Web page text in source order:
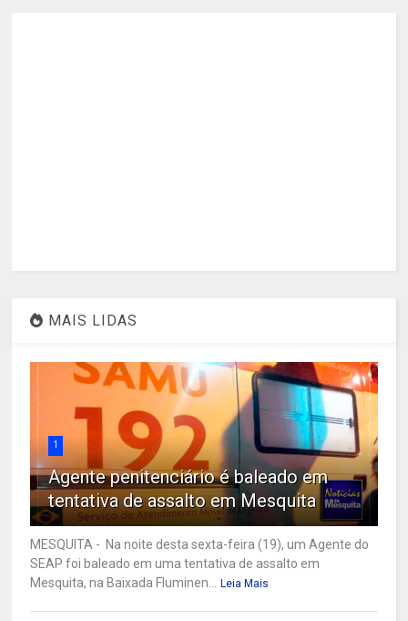
MAIS LIDAS
1
Agente penitenciário é baleado em
tentativa de assalto em Mesquita
MESQUITA - Na noite desta sexta-feira (19), um Agente do
SEAP foi baleado em uma tentativa de assalto em
Mesquita, na Baixada Fluminen... Leia Mais